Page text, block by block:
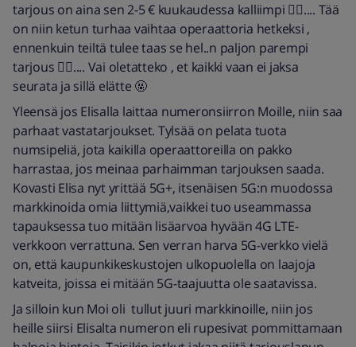
tarjous on aina sen 2-5 € kuukaudessa kalliimpi 🤷‍♂️.... Tää
on niin ketun turhaa vaihtaa operaattoria hetkeksi ,
ennenkuin teiltä tulee taas se hel..n paljon parempi
tarjous 🤷‍♂️.... Vai oletatteko , et kaikki vaan ei jaksa
seurata ja sillä elätte 🤬
Yleensä jos Elisalla laittaa numeronsiirron Moille, niin saa
parhaat vastatarjoukset. Tylsää on pelata tuota
numsipeliä, jota kaikilla operaattoreilla on pakko
harrastaa, jos meinaa parhaimman tarjouksen saada.
Kovasti Elisa nyt yrittää 5G+, itsenäisen 5G:n muodossa
markkinoida omia liittymiä,vaikkei tuo useammassa
tapauksessa tuo mitään lisäarvoa hyvään 4G LTE-
verkkoon verrattuna. Sen verran harva 5G-verkko vielä
on, että kaupunkikeskustojen ulkopuolella on laajoja
katveita, joissa ei mitään 5G-taajuutta ole saatavissa.
Ja silloin kun Moi oli tullut juuri markkinoille, niin jos
heille siirsi Elisalta numeron eli rupesivat pommittamaan